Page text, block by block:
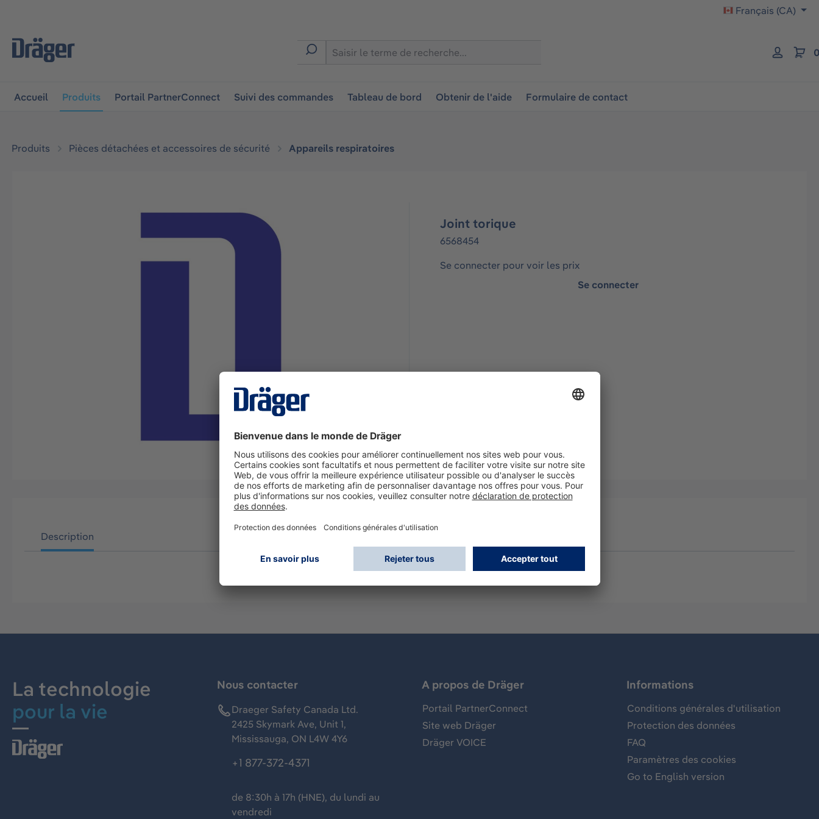
Français (CA)
Accueil Produits Portail PartnerConnect Suivi des commandes Tableau de bord Obtenir de l'aide Formulaire de contact
Produits Pièces détachées et accessoires de sécurité Appareils respiratoires
Joint torique
6568454
Se connecter pour voir les prix
Se connecter
Description
La technologie
pour la vie
Nous contacter
Draeger Safety Canada Ltd.
2425 Skymark Ave, Unit 1,
Mississauga, ON L4W 4Y6
+1 877-372-4371
de 8:30h à 17h (HNE), du lundi au
vendredi
A propos de Dräger
Portail PartnerConnect
Site web Dräger
Dräger VOICE
Informations
Conditions générales d'utilisation
Protection des données
FAQ
Paramètres des cookies
Go to English version